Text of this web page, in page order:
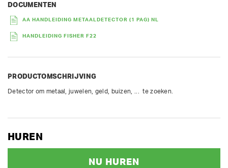
DOCUMENTEN
AA HANDLEIDING METAALDETECTOR (1 PAG) NL
HANDLEIDING FISHER F22
PRODUCTOMSCHRIJVING
Detector om metaal, juwelen, geld, buizen, ...  te zoeken.
HUREN
NU HUREN